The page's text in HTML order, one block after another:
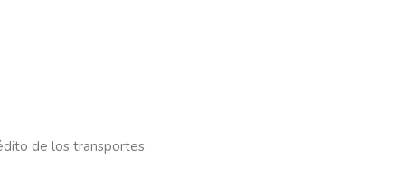
de los transportes.